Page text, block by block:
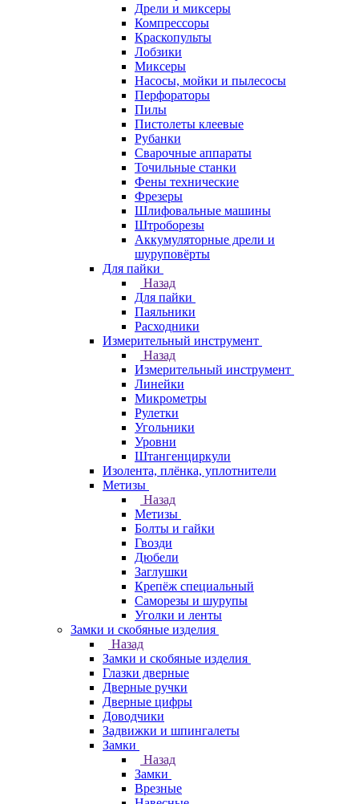
Дрели и миксеры
Компрессоры
Краскопульты
Лобзики
Миксеры
Насосы, мойки и пылесосы
Перфораторы
Пилы
Пистолеты клеевые
Рубанки
Сварочные аппараты
Точильные станки
Фены технические
Фрезеры
Шлифовальные машины
Штроборезы
Аккумуляторные дрели и
шуруповёрты
Для пайки
Назад
Для пайки
Паяльники
Расходники
Измерительный инструмент
Назад
Измерительный инструмент
Линейки
Микрометры
Рулетки
Угольники
Уровни
Штангенциркули
Изолента, плёнка, уплотнители
Метизы
Назад
Метизы
Болты и гайки
Гвозди
Дюбели
Заглушки
Крепёж специальный
Саморезы и шурупы
Уголки и ленты
Замки и скобяные изделия
Назад
Замки и скобяные изделия
Глазки дверные
Дверные ручки
Дверные цифры
Доводчики
Задвижки и шпингалеты
Замки
Назад
Замки
Врезные